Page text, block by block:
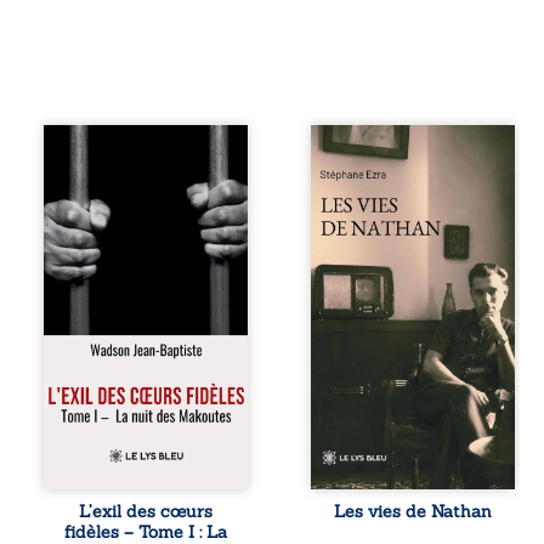
« Une nuit suffit
parfois pour briser
une famille… mais
certaines fidélités
traversent les
années. » Haïti,
sous la dictature
des Duvalier. La
peur s’étend
jusque dans les
villages les plus
reculés. À Bainet,
Jean-Joël Joli
mène une
avec sa famille.
respecté, il refuse
pourtant de
L’exil des cœurs
fidèles – Tome I : La
Les vies de
Nathan est un
né en trois jours,
au printemps
2026. Pour la
première fois,
Stéphane Ezra,
médium, a pu
communiquer
avec son père,
disparu depuis
plus de vingt ans
et qu’il n’a jamais
connu. De ce
dialogue par-delà
la mort naissent
des poèmes qui
retracent une vie
Les vies de Nathan